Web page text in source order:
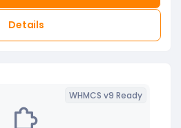
Details
WHMCS v9 Ready